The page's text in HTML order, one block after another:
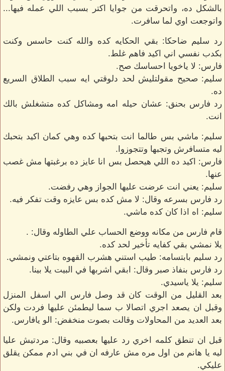
بالشكل ده، واتحرقت من جوايا اكتر بسبب اللي عمله فيها...
واتوجعت اوي لما سافرت.
رد سليم ضاحكا: بقي الحكايه كده والله كنت حاسس وكنت
بكدب نفسي اني اكيد فاهم غلط.
فارس: لا ياخويا احساسك صح.
سليم: صحيح مقولتليش لحد دلوقتي ايه سبب الطلاق السريع
ده.
رد فارس بحنق: عشان حيله امه ومشاكل كده متشغلش بالك
انت.
سليم: ماشي بس طالما انت بتحبها كده وهي كمان اكيد بتحبك
ليه متسافرش وتجبها وتتجوزوا.
فارس: اكيد ده اللي هيحصل بس انا عايز ده برغبتها مش غصب
عنها.
سليم: يعني انت عرضت عليها الجواز وهي رفضت.
رد فارس بسرعه وقال: لا مش كده بس عايزه وقت تفكر فيه.
سليم: اه اذا كان كده ماشي.
قام فارس من مكانه ووضع الحساب علي الطاوله وقال: .
يلا نمشي بقي كفايه تأخير لحد كده.
رد سليم بابتسامه: طيب استني هشرب القهوه بتاعتي ونمشي.
رد فارس بنفاذ صبر وقال: ابقي اشربها في البيت يلا بينا.
سليم: يلا ياسيدي.
بعد القليل من الوقت كان قد وصل فارس الي اسفل المنزل
وقبل ان يصعد اجري اتصالا ب سما ليطمئن عليها فردت ولكن
بعد العديد من المحاولات وقالت بصوت منخفض: الو يافارس.
قبل ان تنطق كلمه اخري رد عليها بعصبيه وقال: مردتيش عليا
ليه يا هانم من اول مره مش عارفه ان في بني ادم ممكن يقلق
عليكي.